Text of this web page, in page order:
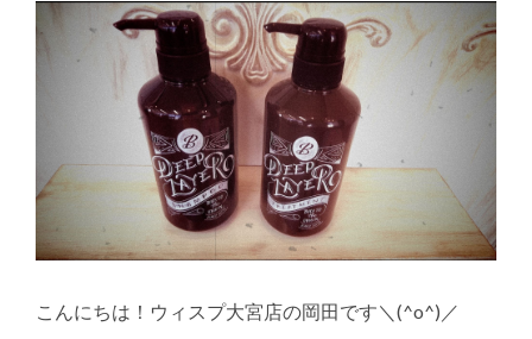
こんにちは！ウィスプ大宮店の岡田です＼(^o^)／